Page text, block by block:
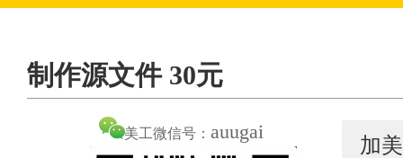
制作源文件 30元
美工微信号： auugai
加